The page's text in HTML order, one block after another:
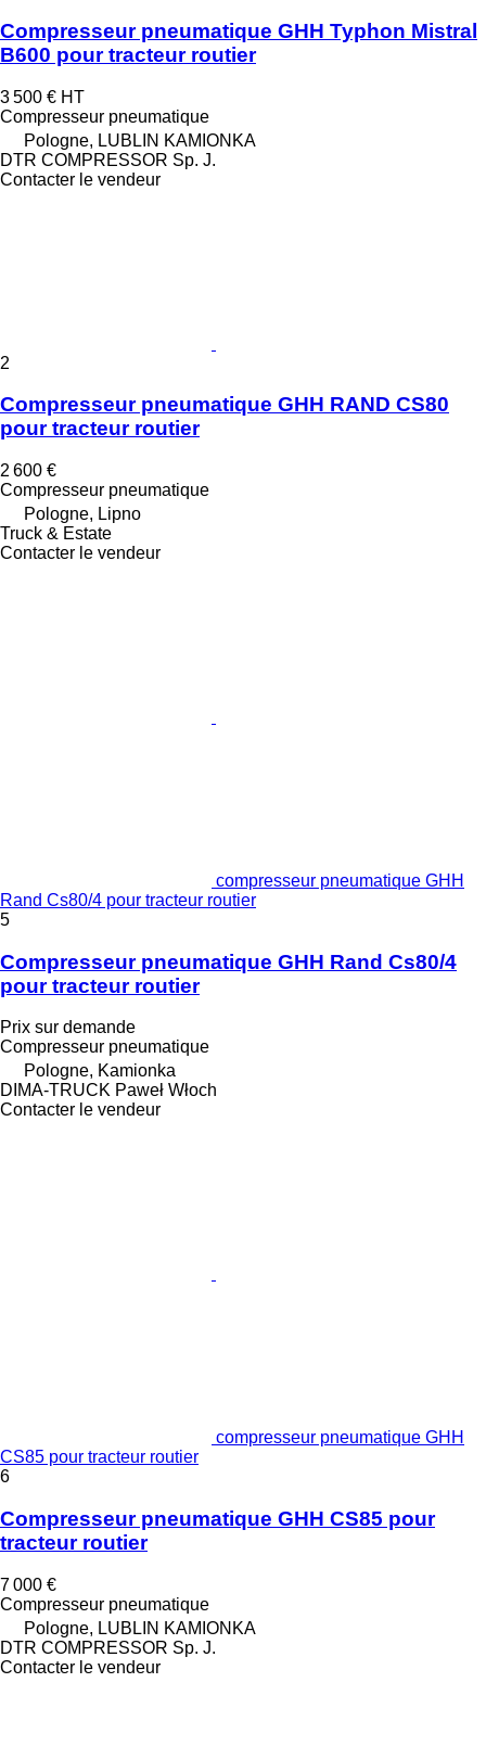
Compresseur pneumatique GHH Typhon Mistral
B600 pour tracteur routier
3 500 € HT
Compresseur pneumatique
Pologne, LUBLIN KAMIONKA
DTR COMPRESSOR Sp. J.
Contacter le vendeur
2
Compresseur pneumatique GHH RAND CS80
pour tracteur routier
2 600 €
Compresseur pneumatique
Pologne, Lipno
Truck & Estate
Contacter le vendeur
compresseur pneumatique GHH
Rand Cs80/4 pour tracteur routier
5
Compresseur pneumatique GHH Rand Cs80/4
pour tracteur routier
Prix sur demande
Compresseur pneumatique
Pologne, Kamionka
DIMA-TRUCK Paweł Włoch
Contacter le vendeur
compresseur pneumatique GHH
CS85 pour tracteur routier
6
Compresseur pneumatique GHH CS85 pour
tracteur routier
7 000 €
Compresseur pneumatique
Pologne, LUBLIN KAMIONKA
DTR COMPRESSOR Sp. J.
Contacter le vendeur